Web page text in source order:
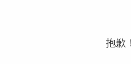
抱歉